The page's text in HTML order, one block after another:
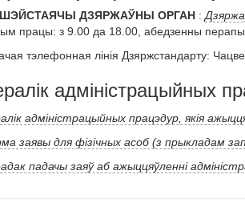
ДЗЯРЖАЎНЫ ОРГАН :
працы: з 9.00 да 18.00, абедзенны
тэлефонная лінія Дзяржстандарту:
адміністрацыйных
адміністрацыйных працэдур, якія
заявы для фізічных асоб (з прыкладам
падачы заяў аб ажыццяўленні